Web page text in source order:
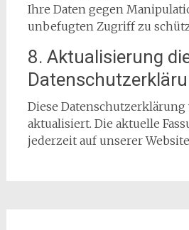
Ihre Daten gegen
unbefugten Zugriff zu
8. Aktualisierung
Diese
aktualisiert. Die aktuelle
jederzeit auf unserer